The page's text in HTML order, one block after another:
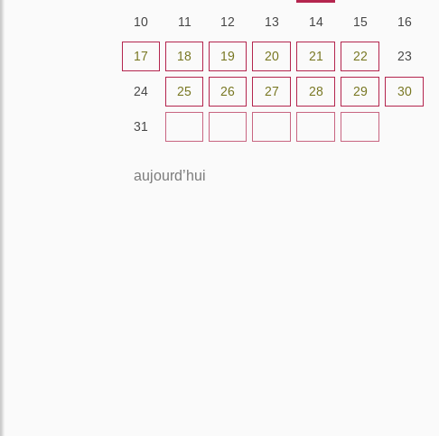
10 11 12 13 14 15 16
17 18 19 20 21 22 23
24 25 26 27 28 29 30
31
aujourd’hui